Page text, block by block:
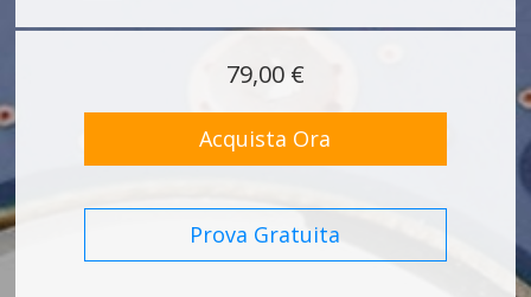
79,00 €
Acquista Ora
Prova Gratuita